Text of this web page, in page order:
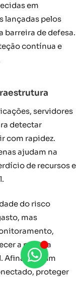
em
lançadas pelos
barreira de defesa.
contínua e
servidores
detectar
com rapidez.
ajudam na
de recursos e
do risco
mas
a própria
Afinal, em um
proteger